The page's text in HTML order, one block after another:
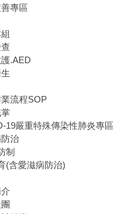
專區
.AED
流程SOP
19嚴重特殊傳染性肺炎專區
治
制
(含愛滋病防治)